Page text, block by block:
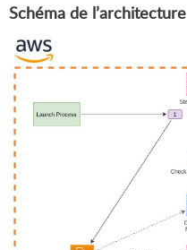
Schéma de l’architecture